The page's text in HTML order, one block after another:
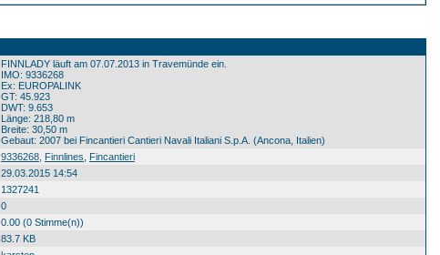
FINNLADY läuft am 07.07.2013 in Travemünde ein.
IMO: 9336268
Ex: EUROPALINK
GT: 45.923
DWT: 9.653
Länge: 218,80 m
Breite: 30,50 m
Gebaut: 2007 bei Fincantieri Cantieri Navali Italiani S.p.A. (Ancona, Italien)
9336268 Finnlines
Fincantieri
29.03.2015 14:54
1327241
0
0.00 (0 Stimme(n))
83.7 KB